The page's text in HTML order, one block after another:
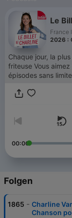
Le
France
2026 :
Chaque jour, la
friteuse Vous aimez ce podcast ? Pour écouter tous les
épisodes sans
00:00
Folgen
1865 - Charline
Chanson